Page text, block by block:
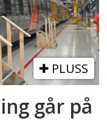
PLUSS
går på